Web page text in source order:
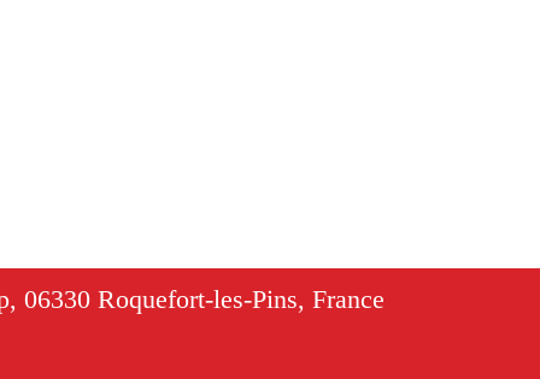
06330 Roquefort-les-Pins, France